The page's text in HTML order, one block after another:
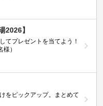
2026】
てプレゼントを当てよう！
）
をピックアップ。まとめて